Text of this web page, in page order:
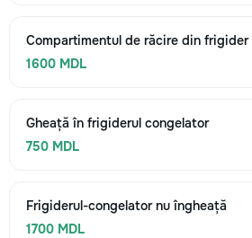
Compartimentul de răcire din frigider
1600 MDL
Gheață în frigiderul congelator
750 MDL
Frigiderul-congelator nu îngheață
1700 MDL